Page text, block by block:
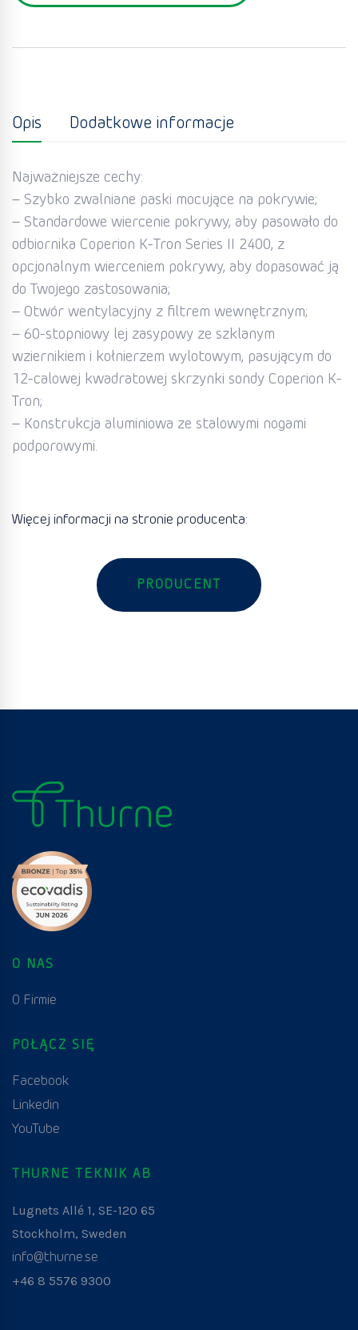
Opis Dodatkowe informacje
Najważniejsze cechy:
– Szybko zwalniane paski mocujące na pokrywie;
– Standardowe wiercenie pokrywy, aby pasowało do
odbiornika Coperion K-Tron Series II 2400, z
opcjonalnym wierceniem pokrywy, aby dopasować ją
do Twojego zastosowania;
– Otwór wentylacyjny z filtrem wewnętrznym;
– 60-stopniowy lej zasypowy ze szklanym
wziernikiem i kołnierzem wylotowym, pasującym do
12-calowej kwadratowej skrzynki sondy Coperion K-
Tron;
– Konstrukcja aluminiowa ze stalowymi nogami
podporowymi.
Więcej informacji na stronie producenta:
PRODUCENT
O NAS
O Firmie
POŁĄCZ SIĘ
Facebook
Linkedin
YouTube
THURNE TEKNIK AB
Lugnets Allé 1, SE-120 65
Stockholm, Sweden
info@thurne.se
+46 8 5576 9300